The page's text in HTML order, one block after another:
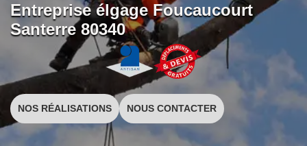
Entreprise élgage Foucaucourt
Santerre 80340
NOS RÉALISATIONS NOUS CONTACTER